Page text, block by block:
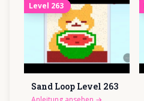
Level 263
Sand Loop Level 263